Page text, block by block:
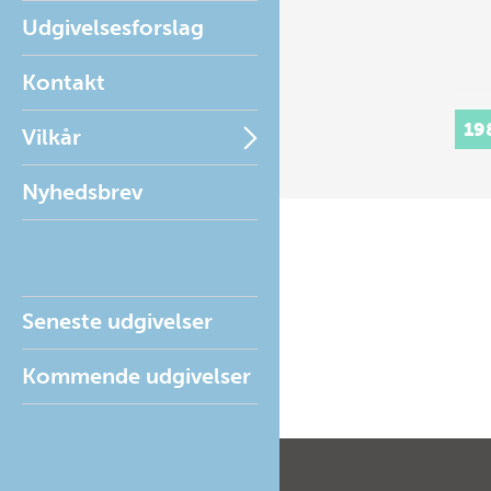
Udgivelsesforslag
Kontakt
Vilkår
Nyhedsbrev
Seneste udgivelser
Kommende udgivelser